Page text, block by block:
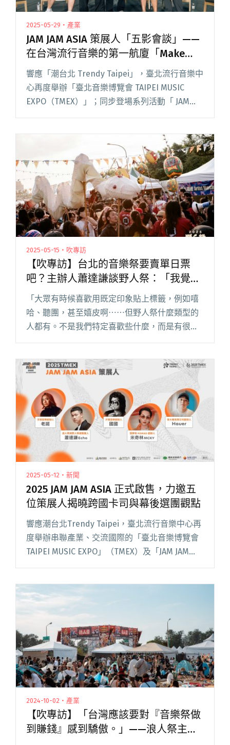
2025-05-29・產業
JAM JAM ASIA 策展人「五影會談」——
在台灣流行音樂的第一航廈「Make
Asia Great Again」
響應「潮台北 Trendy Taipei」，臺北流行音樂中
心再度舉辦「臺北音樂博覽會 TAIPEI MUSIC
EXPO（TMEX）」；同步登場系列活動「 JAM
策展人「五影會談」—— 在台灣流行音樂的第一
航廈「Make Asia Great Again」"
2025-05-15・吹專訪
【吹專訪】台北的音樂祭要賣單日票
吧？主辦人蕭達謙談野人祭：「我覺得
比浪人祭好玩，它是我理想中音樂祭的
樣貌。」
「大眾有時候喜歡用既定印象貼上標籤，例如嘻
哈、聽團，甚至嬉皮啊⋯⋯但野人祭什麼類型的
人都有。不是我們特定喜歡些什麼，而是有很多
音樂文化都值得被喜歡。」 談及野人祭與浪人祭
特殊的遊行文化，類似於一種烏閱讀全文 "【吹
專訪】台北的音樂祭要賣單日票吧？主辦人蕭達
謙談野人祭：「我覺得比浪人祭好玩，它是我理
想中音樂祭的樣貌。」"
2025-05-12・新聞
2025 JAM JAM ASIA 正式啟售，力邀五
位策展人揭曉跨國卡司與幕後選團觀點
響應潮台北Trendy Taipei，臺北流行音樂中心再
度舉辦串聯產業、交流國際的「臺北音樂博覽會
TAIPEI MUSIC EXPO」（TMEX）及「JAM JAM
ASIA 亞洲音樂節」（JJA），系列活動將於 8 月
售，力邀五位策展人揭曉跨國卡司與幕後選團觀
2024-10-02・產業
【吹專訪】「台灣應該要對『音樂祭做
到賺錢』感到驕傲。」——浪人祭主辦